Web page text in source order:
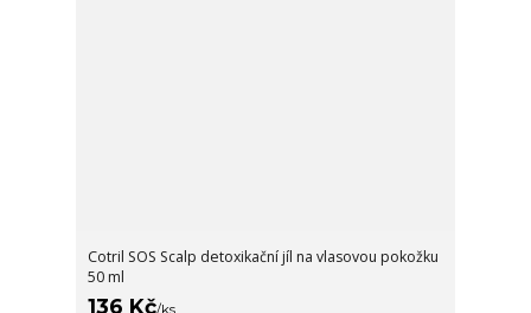
Cotril SOS Scalp detoxikační jíl na vlasovou pokožku
50 ml
136 Kč/ks